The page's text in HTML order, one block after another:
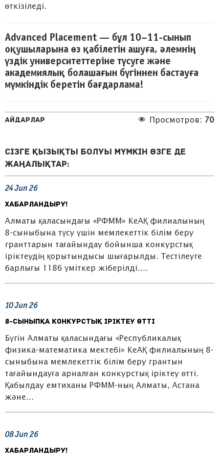
өткізіледі.
Advanced Placement — бұл 10–11-сынып
оқушыларына өз қабілетін ашуға, әлемнің
үздік университеттеріне түсуге және
академиялық болашағын бүгіннен бастауға
мүмкіндік беретін бағдарлама!
Айдарлар Просмотров: 70
Сізге қызықты болуы мүмкін өзге де
жаңалықтар:
24Jun26
ХАБАРЛАНДЫРУ!
Алматы қаласындағы «РФММ» КеАҚ филиалының
8-сыныбына түсу үшін мемлекеттік білім беру
гранттарын тағайындау бойынша конкурстық
іріктеудің қорытындысы шығарылды. Тестілеуге
барлығы 1186 үміткер жіберілді….
10Jun26
8-сыныпқа конкурстық іріктеу өтті
Бүгін Алматы қаласындағы «Республикалық
физика-математика мектебі» КеАҚ филиалының 8-
сыныбына мемлекеттік білім беру грантын
тағайындауға арналған конкурстық іріктеу өтті.
Қабылдау емтиханы РФММ-ның Алматы, Астана
және…
08Jun26
Хабарландыру!